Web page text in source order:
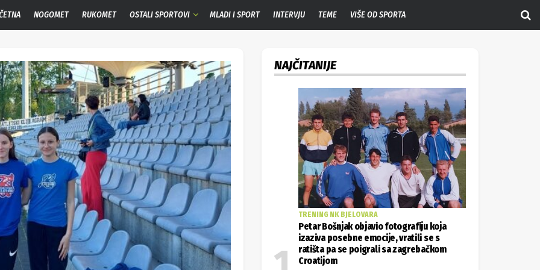
NOGOMET RUKOMET OSTALI SPORTOVI MLADI I SPORT INTERVJU TEME VIŠE OD SPORTA
NAJČITANIJE
TRENING NK BJELOVARA
Petar Bošnjak objavio fotografiju koja
izaziva posebne emocije, vratili se s
ratišta pa se poigrali sa zagrebačkom
Croatijom